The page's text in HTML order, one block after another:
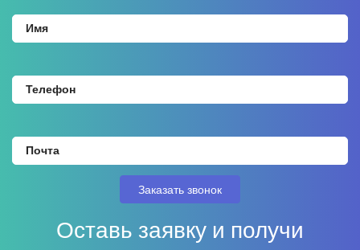
Оставь заявку и получи